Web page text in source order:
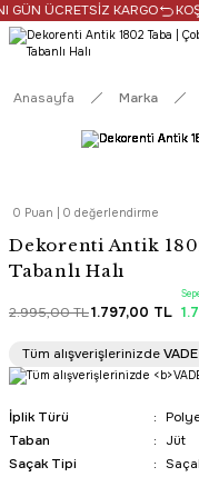
ÜCRETSİZ KARGO
Anasayfa Marka
0 Puan | 0 değerlendirme
Dekorenti Antik
Tabanlı Halı
2.995,00 TL1.797,00 TL
Tüm
Tüm alışverişlerinizde
İplik Türü
Taban
Jüt
Saçak Tipi